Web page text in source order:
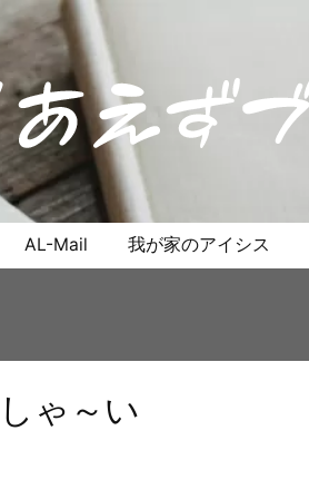
AL-Mail 我が家のアイシス
ゃ～い